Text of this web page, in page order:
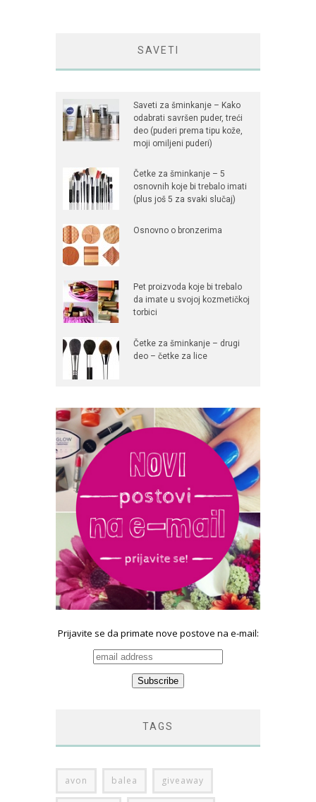
SAVETI
Saveti za šminkanje – Kako
odabrati savršen puder, treći
deo (puderi prema tipu kože,
moji omiljeni puderi)
Četke za šminkanje – 5
osnovnih koje bi trebalo imati
(plus još 5 za svaki slučaj)
Osnovno o bronzerima
Pet proizvoda koje bi trebalo
da imate u svojoj kozmetičkoj
torbici
Četke za šminkanje – drugi
deo – četke za lice
Prijavite se da primate nove postove na e-mail:
TAGS
avon balea giveaway